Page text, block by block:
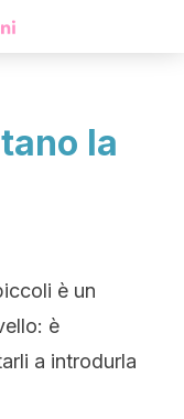
la
è un
è
a introdurla